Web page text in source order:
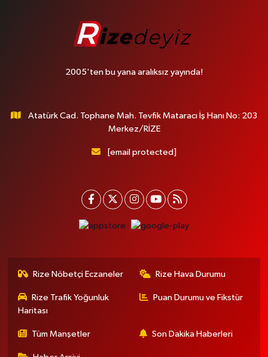
2005'ten bu yana aralıksız yayında!
Atatürk Cad. Tophane Mah. Tevfik Mataracı İş Hanı No: 203
Merkez/RİZE
[email protected]
Rize Nöbetçi Eczaneler Rize Hava Durumu
Rize Trafik Yoğunluk
Haritası
Puan Durumu ve Fikstür
Tüm Manşetler Son Dakika Haberleri